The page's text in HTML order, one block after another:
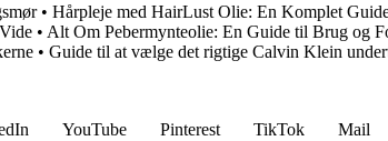
• Hårpleje med HairLust Olie: En Komplet
• Alt Om Pebermynteolie: En Guide til Brug og
• Guide til at vælge det rigtige Calvin Klein
YouTube Pinterest TikTok Mail